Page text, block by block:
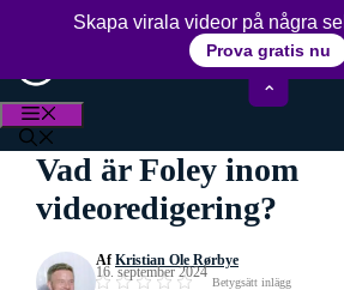
15+ års erfarenhet av
Vad är Foley inom
videoredigering?
AfKristian Ole Rørbye
16. september 2024
Betygsätt inlägg
Skapa virala videor på några
Prova gratis nu
⌃